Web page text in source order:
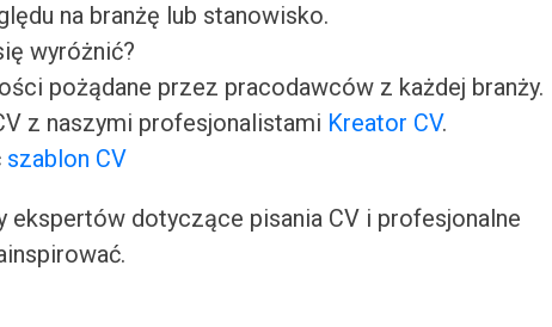
na branżę lub stanowisko.
wyróżnić?
pożądane przez pracodawców z każdej branży.
z naszymi profesjonalistami Kreator CV.
szablon CV
ekspertów dotyczące pisania CV i profesjonalne